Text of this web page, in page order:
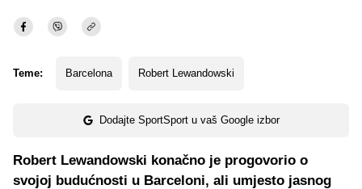
Teme: Barcelona Robert Lewandowski
Dodajte SportSport u vaš Google izbor
Robert Lewandowski konačno je progovorio o
svojoj budućnosti u Barceloni, ali umjesto jasnog